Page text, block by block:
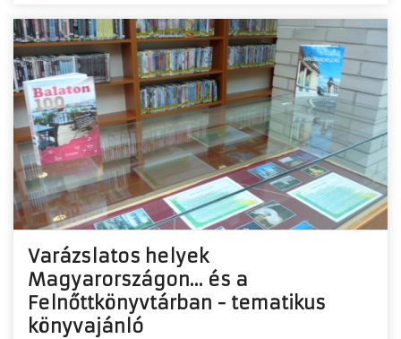
Varázslatos helyek
Magyarországon... és a
Felnőttkönyvtárban - tematikus
könyvajánló